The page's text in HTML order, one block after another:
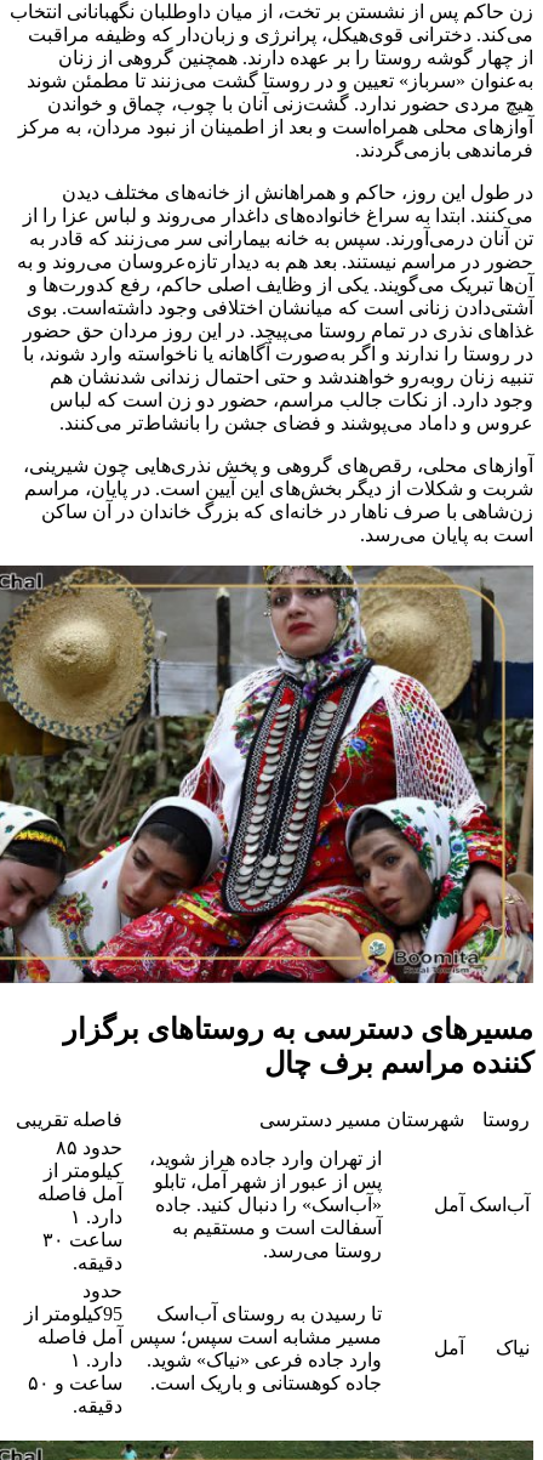
زن حاکم پس از نشستن بر تخت، از میان داوطلبان نگهبانانی انتخاب
می‌کند. دخترانی قوی‌هیکل، پرانرژی و زبان‌دار که وظیفه مراقبت
از چهار گوشه روستا را بر عهده دارند. همچنین گروهی از زنان
به‌عنوان «سرباز» تعیین و در روستا گشت می‌زنند تا مطمئن شوند
هیچ مردی حضور ندارد. گشت‌زنی آنان با چوب، چماق و خواندن
آوازهای محلی همراه‌است و بعد از اطمینان از نبود مردان، به مرکز
فرماندهی بازمی‌گردند.
در طول این روز، حاکم و همراهانش از خانه‌های مختلف دیدن
می‌کنند. ابتدا به سراغ خانواده‌های داغدار می‌روند و لباس عزا را از
تن آنان درمی‌آورند. سپس به خانه بیمارانی سر می‌زنند که قادر به
حضور در مراسم نیستند. بعد هم به دیدار تازه‌عروسان می‌روند و به
آن‌ها تبریک می‌گویند. یکی از وظایف اصلی حاکم، رفع کدورت‌ها و
آشتی‌دادن زنانی است که میانشان اختلافی وجود داشته‌است. بوی
غذاهای نذری در تمام روستا می‌پیچد. در این روز مردان حق حضور
در روستا را ندارند و اگر به‌صورت آگاهانه یا ناخواسته وارد شوند، با
تنبیه زنان روبه‌رو خواهندشد و حتی احتمال زندانی شدنشان هم
وجود دارد. از نکات جالب مراسم، حضور دو زن است که لباس
عروس و داماد می‌پوشند و فضای جشن را بانشاط‌تر می‌کنند.
آوازهای محلی، رقص‌های گروهی و پخش نذری‌هایی چون شیرینی،
شربت و شکلات از دیگر بخش‌های این آیین است. در پایان، مراسم
زن‌شاهی با صرف ناهار در خانه‌ای که بزرگ خاندان در آن ساکن
است به پایان می‌رسد.
مسیرهای دسترسی به روستاهای برگزار
کننده مراسم برف چال
روستا شهرستان مسیر دسترسی فاصله تقریبی
آب‌اسک آمل
از تهران وارد جاده هراز شوید،
پس از عبور از شهر آمل، تابلو
«آب‌اسک» را دنبال کنید. جاده
آسفالت است و مستقیم به
روستا می‌رسد.
حدود ۸۵
کیلومتر از
آمل فاصله
دارد. ۱
ساعت ۳۰
دقیقه.
نیاک آمل
تا رسیدن به روستای آب‌اسک
مسیر مشابه است سپس؛ سپس
وارد جاده فرعی «نیاک» شوید.
جاده کوهستانی و باریک است.
حدود
95کیلومتر از
آمل فاصله
دارد. ۱
ساعت و ۵۰
دقیقه.